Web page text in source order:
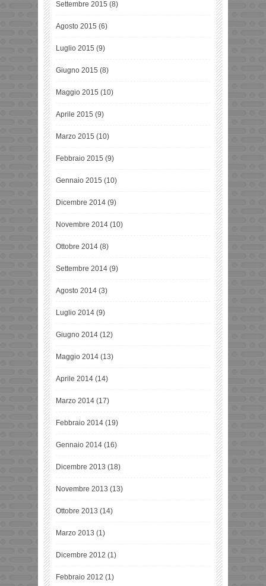
Settembre 2015 (8)
Agosto 2015 (6)
Luglio 2015 (9)
Giugno 2015 (8)
Maggio 2015 (10)
Aprile 2015 (9)
Marzo 2015 (10)
Febbraio 2015 (9)
Gennaio 2015 (10)
Dicembre 2014 (9)
Novembre 2014 (10)
Ottobre 2014 (8)
Settembre 2014 (9)
Agosto 2014 (3)
Luglio 2014 (9)
Giugno 2014 (12)
Maggio 2014 (13)
Aprile 2014 (14)
Marzo 2014 (17)
Febbraio 2014 (19)
Gennaio 2014 (16)
Dicembre 2013 (18)
Novembre 2013 (13)
Ottobre 2013 (14)
Marzo 2013 (1)
Dicembre 2012 (1)
Febbraio 2012 (1)